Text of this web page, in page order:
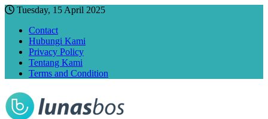
Tuesday, 15 April 2025
Contact
Hubungi Kami
Privacy Policy
Tentang Kami
Terms and Condition